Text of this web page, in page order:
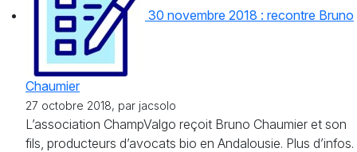
30 novembre 2018 : recontre Bruno
Chaumier
27 octobre 2018, par jacsolo
L’association ChampValgo reçoit Bruno Chaumier et son
fils, producteurs d’avocats bio en Andalousie. Plus d’infos.